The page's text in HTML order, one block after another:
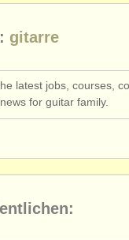
gitarre
latest jobs, courses,
for guitar family.